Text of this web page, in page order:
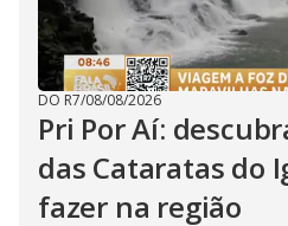
DO R7/08/08/2026
Pri Por Aí:
das Cataratas do
fazer na região